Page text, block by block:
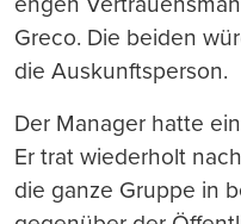
Greco. Die beiden
die Auskunftsperson.
Der Manager hatte
Er trat wiederholt
die ganze Gruppe in